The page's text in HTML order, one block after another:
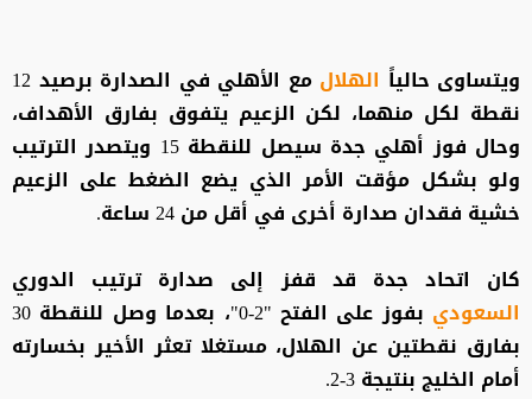
ويتساوى حالياً الهلال
مع الأهلي في الصدارة برصيد 12
نقطة لكل منهما، لكن الزعيم يتفوق بفارق الأهداف،
وحال فوز أهلي جدة سيصل للنقطة 15 ويتصدر الترتيب
ولو بشكل مؤقت الأمر الذي يضع الضغط على الزعيم
خشية فقدان صدارة أخرى في أقل من 24 ساعة.
كان اتحاد جدة قد قفز إلى صدارة ترتيب الدوري
السعودي
بفوز على الفتح "2-0"، بعدما وصل للنقطة 30
بفارق نقطتين عن الهلال، مستغلا تعثر الأخير بخسارته
أمام الخليج بنتيجة 3-2.